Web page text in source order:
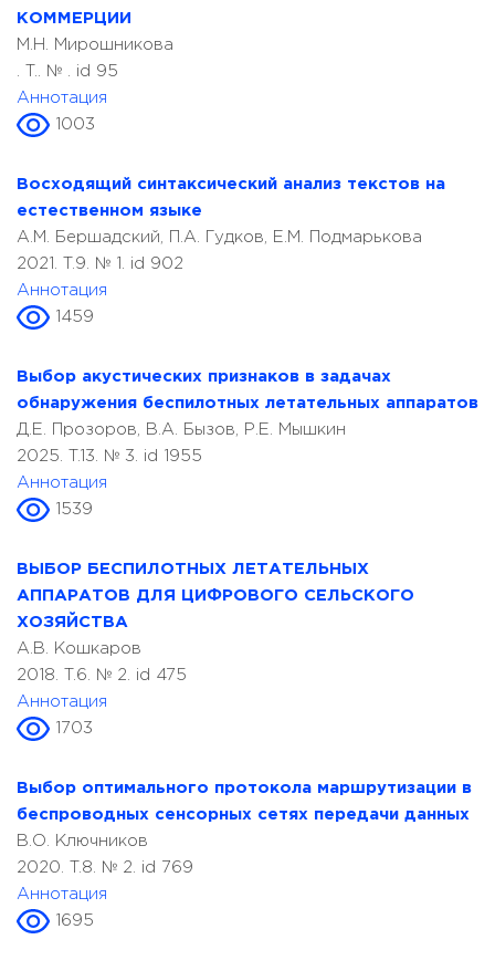
КОММЕРЦИИ
М.Н. Мирошникова
. T.. № . id 95
Аннотация
1003
Восходящий синтаксический анализ текстов на
естественном языке
А.М. Бершадский, П.А. Гудков, Е.М. Подмарькова
2021. T.9. № 1. id 902
Аннотация
1459
Выбор акустических признаков в задачах
обнаружения беспилотных летательных аппаратов
Д.Е. Прозоров, В.А. Бызов, Р.Е. Мышкин
2025. T.13. № 3. id 1955
Аннотация
1539
ВЫБОР БЕСПИЛОТНЫХ ЛЕТАТЕЛЬНЫХ
АППАРАТОВ ДЛЯ ЦИФРОВОГО СЕЛЬСКОГО
ХОЗЯЙСТВА
А.В. Кошкаров
2018. T.6. № 2. id 475
Аннотация
1703
Выбор оптимального протокола маршрутизации в
беспроводных сенсорных сетях передачи данных
В.О. Ключников
2020. T.8. № 2. id 769
Аннотация
1695